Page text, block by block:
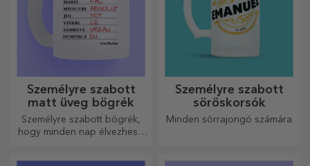
Ebéddoboz, személyre
szabott szöveggel - Spike
Személyre szabott ceruzatartó
szöveggel - Lighthouse King